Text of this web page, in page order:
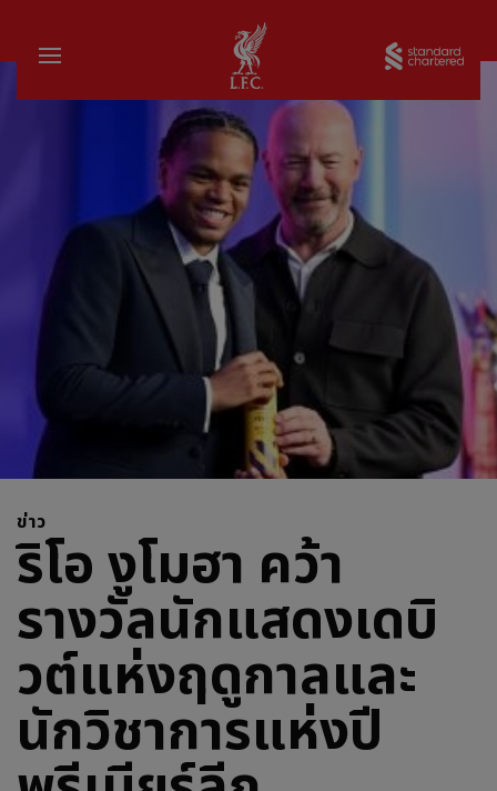
บ้าน
ข่าว
ริโอ งูโมฮา คว้า
รางวัลนักแสดงเดบิ
วต์แห่งฤดูกาลและ
นักวิชาการแห่งปี